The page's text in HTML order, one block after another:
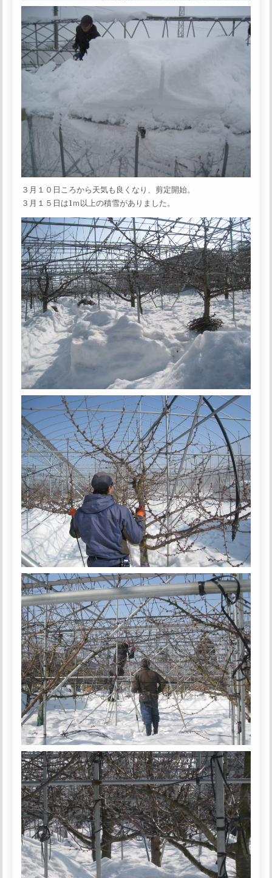
３月１０日ころから天気も良くなり、剪定開始。
３月１５日は1ｍ以上の積雪がありました。